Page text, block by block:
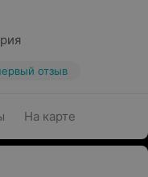
отзыв
На карте